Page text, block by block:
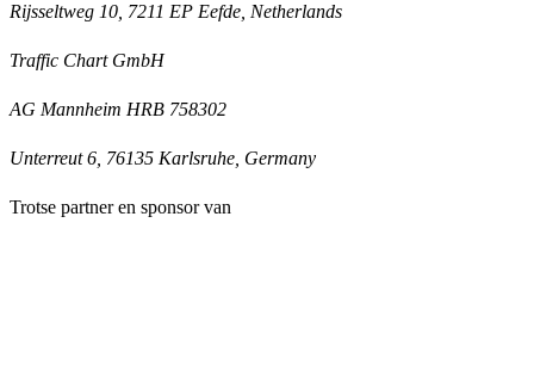
Rijsseltweg 10, 7211 EP Eefde, Netherlands
Traffic Chart GmbH
AG Mannheim HRB 758302
Unterreut 6, 76135 Karlsruhe, Germany
Trotse partner en sponsor van